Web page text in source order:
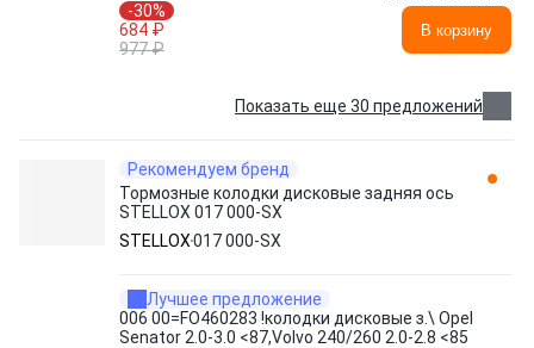
-30%
684 ₽
977 ₽
В корзину
Показать еще 30 предложений
Рекомендуем бренд
Тормозные колодки дисковые задняя ось
STELLOX 017 000-SX
STELLOX017 000-SX
Лучшее предложение
006 00=FO460283 !колодки дисковые з.\ Opel
Senator 2.0-3.0 <87,Volvo 240/260 2.0-2.8 <85